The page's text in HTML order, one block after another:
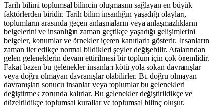
Tarih bilimi toplumsal bilincin oluşmasını sağlayan en büyük
faktörlerden biridir. Tarih bilim insanlığın yaşadığı olayları,
toplumların arasında geçen anlaşmaların veya anlaşmazlıkların
belgelerini ve insanlığın zaman geçtikçe yaşadığı gelişimlerini
belgeler, konumlar ve örnekler içeren kanıtlarla gösterir. İnsanların
zaman ilerledikçe normal bildikleri şeyler değişebilir. Atalarından
gelen geleneklerin devam ettirilmesi bir toplum için çok önemlidir.
Fakat bazen bu gelenekler insanları kötü yola sokan davranışlar
veya doğru olmayan davranışlar olabilirler. Bu doğru olmayan
davranışları sonucu insanlar veya toplumlar bu gelenekleri
değiştirmek zorunda kalırlar. Bu gelenekler değiştirildikçe ve
düzeltildikçe toplumsal kurallar ve toplumsal bilinç oluşur.